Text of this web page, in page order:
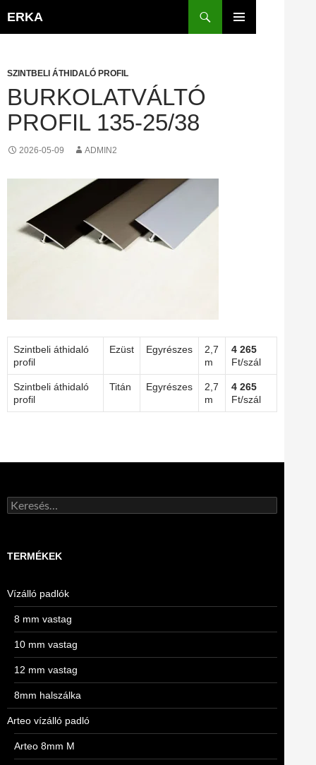
ERKA
SZINTBELI ÁTHIDALÓ PROFIL
BURKOLATVÁLTÓ
PROFIL 135-25/38
2026-05-09 ADMIN2
Szintbeli áthidaló
profil
Ezüst Egyrészes
2,7
m
4 265
Ft/szál
Szintbeli áthidaló
profil
Titán Egyrészes
2,7
m
4 265
Ft/szál
Keresés:
TERMÉKEK
Vízálló padlók
8 mm vastag
10 mm vastag
12 mm vastag
8mm halszálka
Arteo vízálló padló
Arteo 8mm M